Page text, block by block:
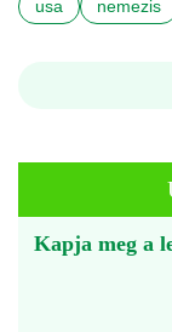
usa nemezis
Kapja meg a